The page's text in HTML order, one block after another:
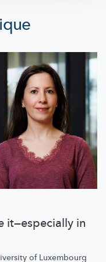
it—especially in
of Luxembourg